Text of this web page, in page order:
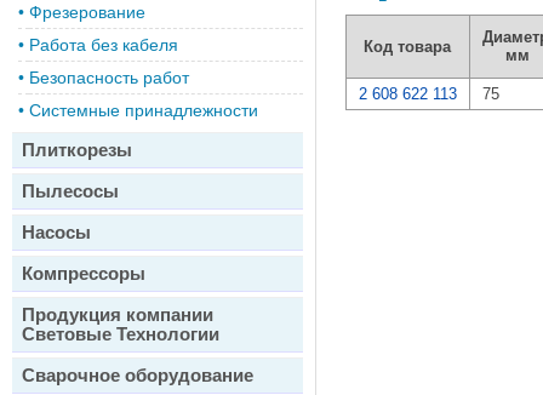
• Фрезерование
• Работа без кабеля
• Безопасность работ
• Системные принадлежности
Плиткорезы
Пылесосы
Насосы
Компрессоры
Продукция компании
Световые Технологии
Сварочное оборудование
Код товара
мм
2 608 622 113 75